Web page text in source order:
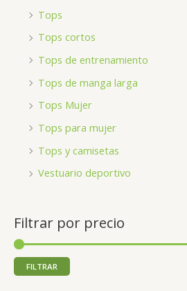
Tops
Tops cortos
Tops de entrenamiento
Tops de manga larga
Tops Mujer
Tops para mujer
Tops y camisetas
Vestuario deportivo
Filtrar por precio
FILTRAR